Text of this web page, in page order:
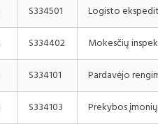
S334501 Logisto
S334402 Mokesčių
S334101 Pardavėjo
S334103 Prekybos